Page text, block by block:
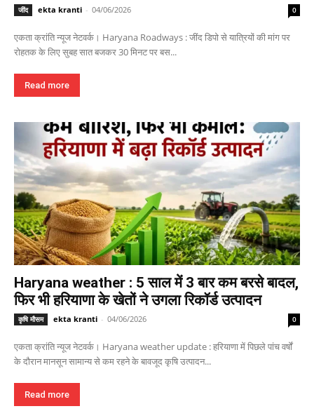
जींद ekta kranti - 04/06/2026 0
एकता क्रांति न्यूज नेटवर्क। Haryana Roadways : जींद डिपो से यात्रियों की मांग पर
रोहतक के लिए सुबह सात बजकर 30 मिनट पर बस...
Read more
Haryana weather : 5 साल में 3 बार कम बरसे बादल,
फिर भी हरियाणा के खेतों ने उगला रिकॉर्ड उत्पादन
कृषि मौसम ekta kranti - 04/06/2026 0
एकता क्रांति न्यूज नेटवर्क। Haryana weather update : हरियाणा में पिछले पांच वर्षों
के दौरान मानसून सामान्य से कम रहने के बावजूद कृषि उत्पादन...
Read more